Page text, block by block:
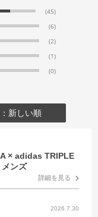
(45)
(6)
(2)
(1)
(0)
新しい順
× adidas TRIPLE
メンズ
詳細を見る
2026.7.30